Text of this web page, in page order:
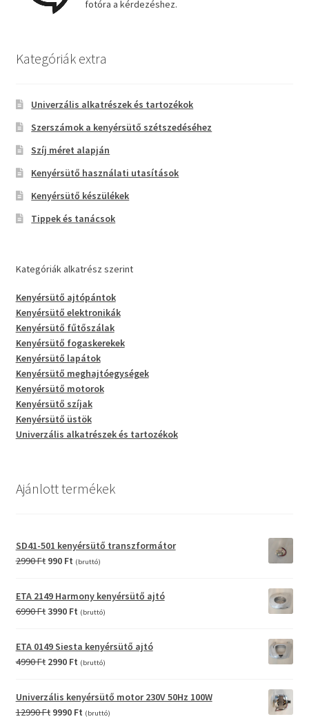
fotóra a kérdezéshez.
Kategóriák extra
Univerzális alkatrészek és tartozékok
Szerszámok a kenyérsütő szétszedéséhez
Szíj méret alapján
Kenyérsütő használati utasítások
Kenyérsütő készülékek
Tippek és tanácsok
Kategóriák alkatrész szerint
Kenyérsütő ajtópántok
Kenyérsütő elektronikák
Kenyérsütő fűtőszálak
Kenyérsütő fogaskerekek
Kenyérsütő lapátok
Kenyérsütő meghajtóegységek
Kenyérsütő motorok
Kenyérsütő szíjak
Kenyérsütő üstök
Univerzális alkatrészek és tartozékok
Ajánlott termékek
SD41-501 kenyérsütő transzformátor
2990Ft Original
was:
2990 Ft.
990 FtCurrent
990 Ft.
(bruttó)
ETA 2149 Harmony kenyérsütő ajtó
6990FtOriginal
was:
6990 Ft.
3990 FtCurrent
is:
3990 Ft.
(bruttó)
ETA 0149 Siesta kenyérsütő ajtó
4990Ft Original
was:
4990 Ft.
2990 FtCurrent
2990 Ft.
(bruttó)
Univerzális kenyérsütő motor 230V 50Hz 100W
12990Ft Original
9990 FtCurrent
(bruttó)